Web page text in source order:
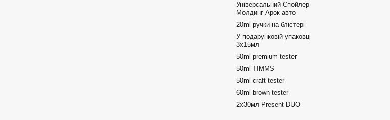
Універсальний Спойлер
Молдинг Арок авто
20ml ручки на блістері
У подарунковій упаковці
3х15мл
50ml premium tester
50ml TIMMS
50ml craft tester
60ml brown tester
2x30мл Present DUO